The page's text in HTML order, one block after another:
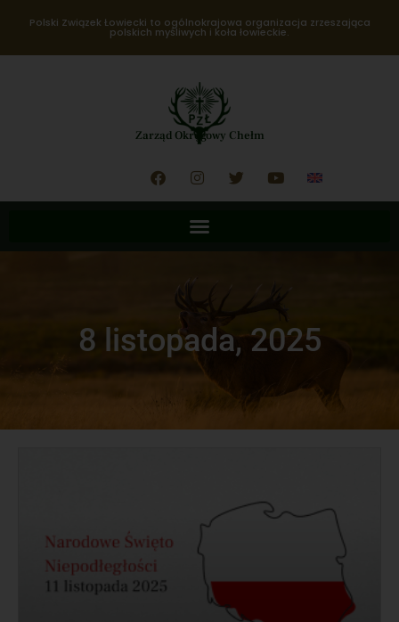
Polski Związek Łowiecki to ogólnokrajowa organizacja zrzeszająca
polskich myśliwych i koła łowieckie.
Zarząd Okręgowy Chełm
8 listopada, 2025